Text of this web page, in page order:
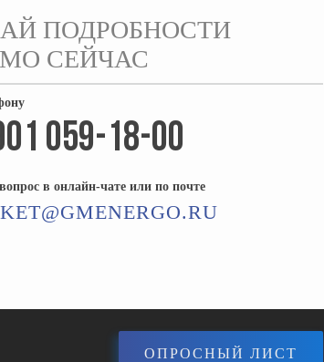
ПОДРОБНОСТИ
СЕЙЧАС
059-18-00
в онлайн-чате или по почте
ОПРОСНЫЙ ЛИСТ